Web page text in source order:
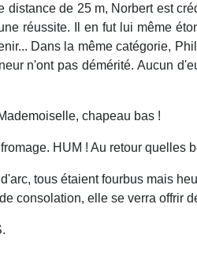
de 25 m, Norbert est
réussite. Il en fut lui même
Dans la même catégorie,
n'ont pas démérité. Aucun
chapeau bas !
HUM ! Au retour quelles
tous étaient fourbus mais
consolation, elle se verra offrir